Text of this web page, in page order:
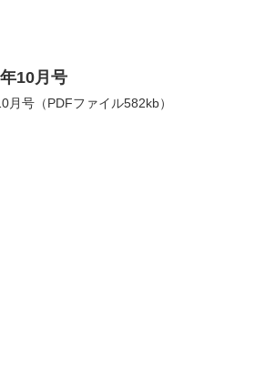
10月号
月号（PDFファイル582kb）